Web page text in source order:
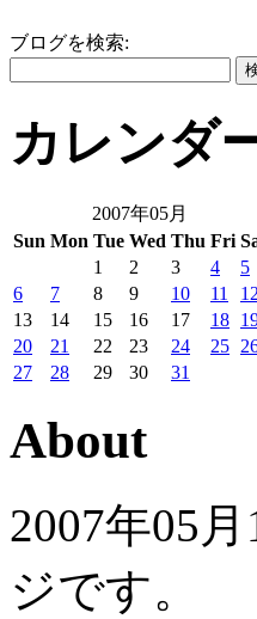
ブログを検索:
カレンダ
2007年05月
Sun Mon Tue Wed Thu Fri
1
2 3 4
5
6
7 8 9 10 11
12
13
14 15 16 17 18
20
21 22 23 24 25
27
28 29 30 31
About
2007年05
ジです。